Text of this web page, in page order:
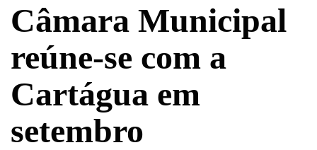
Câmara Municipal
reúne-se com a
Cartágua em
setembro